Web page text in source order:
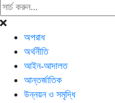
অপরাধ
অর্থনীতি
আইন-আদালত
আন্তর্জাতিক
উন্নয়ন ও সমৃদ্ধি